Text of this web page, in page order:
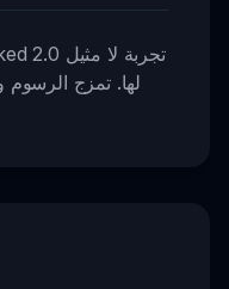
لها. تمزج الرسوم